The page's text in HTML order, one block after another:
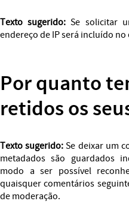
Texto sugerido:Se solicitar
endereço de IP será incluído
Por quanto
retidos os
Texto sugerido:Se deixar um
metadados são guardados
modo a ser possível
quaisquer comentários
de moderação.